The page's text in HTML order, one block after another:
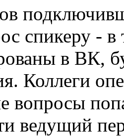
спикеру -
в ВК,
Коллеги
вопросы
ведущий